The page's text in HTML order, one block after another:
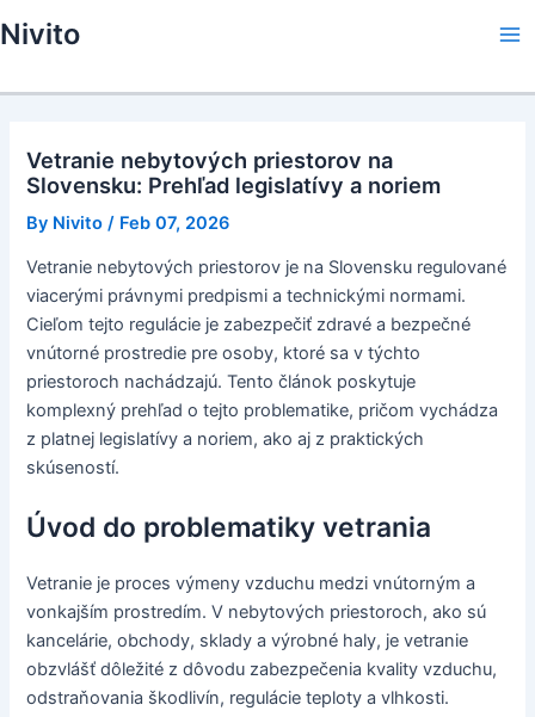
to
Nivito
Vetranie nebytových priestorov na
Slovensku: Prehľad legislatívy a noriem
By Nivito / Feb 07, 2026
Vetranie nebytových priestorov je na Slovensku regulované
viacerými právnymi predpismi a technickými normami.
Cieľom tejto regulácie je zabezpečiť zdravé a bezpečné
vnútorné prostredie pre osoby, ktoré sa v týchto
priestoroch nachádzajú. Tento článok poskytuje
komplexný prehľad o tejto problematike, pričom vychádza
z platnej legislatívy a noriem, ako aj z praktických
skúseností.
Úvod do problematiky vetrania
Vetranie je proces výmeny vzduchu medzi vnútorným a
vonkajším prostredím. V nebytových priestoroch, ako sú
kancelárie, obchody, sklady a výrobné haly, je vetranie
obzvlášť dôležité z dôvodu zabezpečenia kvality vzduchu,
odstraňovania škodlivín, regulácie teploty a vlhkosti.